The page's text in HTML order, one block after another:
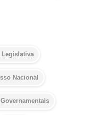
Nacional